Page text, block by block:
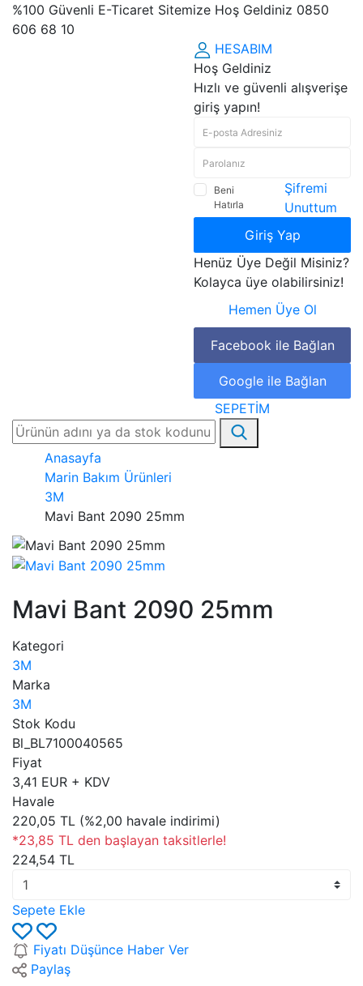
%100 Güvenli E-Ticaret Sitemize Hoş Geldiniz 0850
606 68 10
HESABIM
Hoş Geldiniz
Hızlı ve güvenli alışverişe
giriş yapın!
Beni
Hatırla
Şifremi
Unuttum
Giriş Yap
Henüz Üye Değil Misiniz?
Kolayca üye olabilirsiniz!
Hemen Üye Ol
Facebook ile Bağlan
Google ile Bağlan
SEPETİM
Anasayfa
Marin Bakım Ürünleri
3M
Mavi Bant 2090 25mm
Mavi Bant 2090 25mm
Kategori
3M
Marka
3M
Stok Kodu
Bl_BL7100040565
Fiyat
3,41 EUR + KDV
Havale
220,05 TL (%2,00 havale indirimi)
*23,85 TL den başlayan taksitlerle!
224,54 TL
Sepete Ekle
Fiyatı Düşünce Haber Ver
Paylaş